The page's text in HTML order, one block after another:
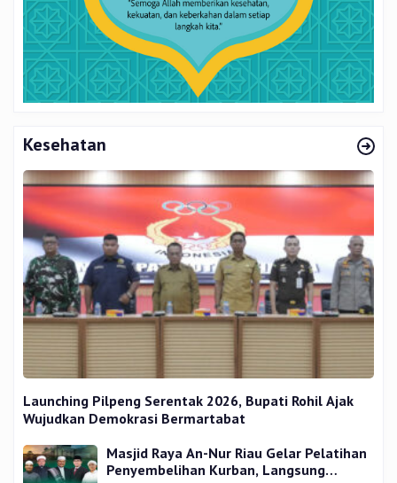
Kesehatan
Launching Pilpeng Serentak 2026, Bupati Rohil Ajak
Wujudkan Demokrasi Bermartabat
Masjid Raya An-Nur Riau Gelar Pelatihan
Penyembelihan Kurban, Langsung